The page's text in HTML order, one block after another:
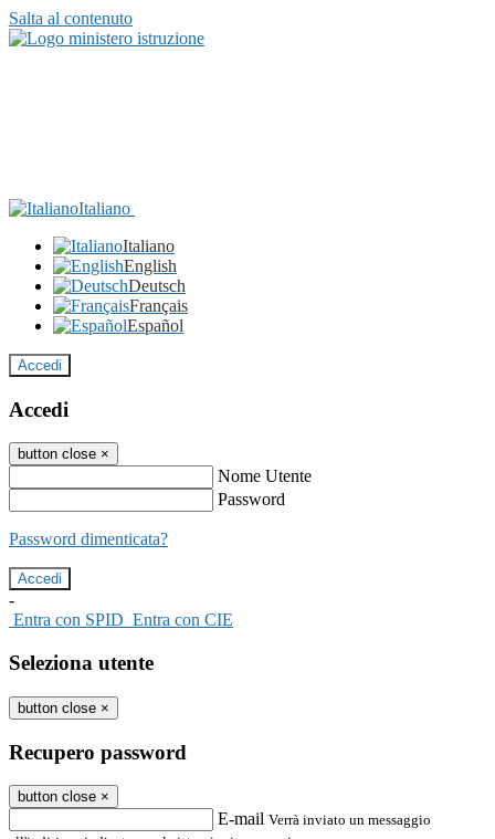
Salta al contenuto
Italiano
Italiano
English
Deutsch
Français
Español
Accedi
Accedi
button close ×
Nome Utente
Password
Password dimenticata?
-
Entra con SPID Entra con CIE
Seleziona utente
button close ×
Recupero password
button close ×
E-mail Verrà inviato un messaggio